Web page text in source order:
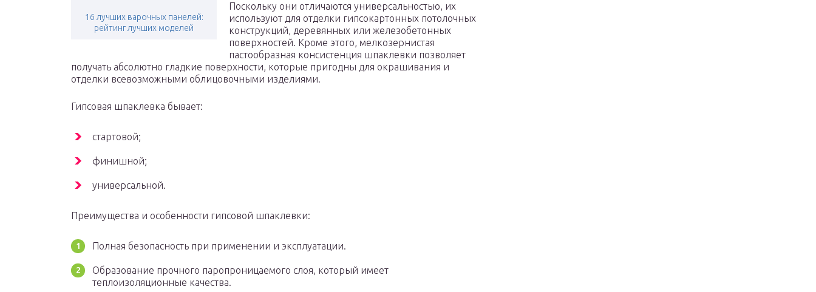
16 лучших варочных панелей:
рейтинг лучших моделей
Поскольку они отличаются универсальностью, их
используют для отделки гипсокартонных потолочных
конструкций, деревянных или железобетонных
поверхностей. Кроме этого, мелкозернистая
пастообразная консистенция шпаклевки позволяет
получать абсолютно гладкие поверхности, которые пригодны для окрашивания и
отделки всевозможными облицовочными изделиями.
Гипсовая шпаклевка бывает:
стартовой;
финишной;
универсальной.
Преимущества и особенности гипсовой шпаклевки:
Полная безопасность при применении и эксплуатации.
Образование прочного паропроницаемого слоя, который имеет
теплоизоляционные качества.